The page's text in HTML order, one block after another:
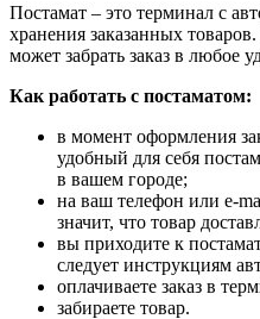
Постамат – это терминал с
хранения заказанных
может забрать заказ в любое
Как работать с постаматом:
в момент оформления
удобный для себя
в вашем городе;
на ваш телефон или e-
значит, что товар
вы приходите к
следует инструкциям
оплачиваете заказ в
забираете товар.